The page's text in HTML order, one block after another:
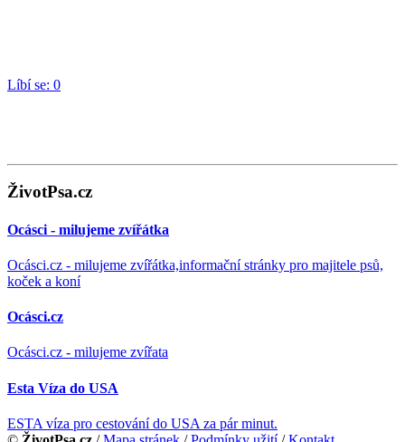
Líbí se: 0
ŽivotPsa.cz
Ocásci - milujeme zvířátka
Ocásci.cz - milujeme zvířátka,informační stránky pro majitele psů,
koček a koní
Ocásci.cz
Ocásci.cz - milujeme zvířata
Esta Víza do USA
ESTA víza pro cestování do USA za pár minut.